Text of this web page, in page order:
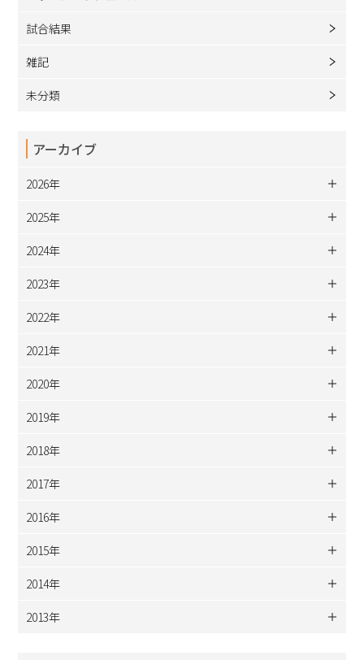
試合結果
雑記
未分類
アーカイブ
2026年
2025年
2024年
2023年
2022年
2021年
2020年
2019年
2018年
2017年
2016年
2015年
2014年
2013年